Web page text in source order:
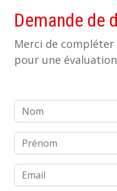
Demande de
Merci de
pour une
Nom
Prénom
Email